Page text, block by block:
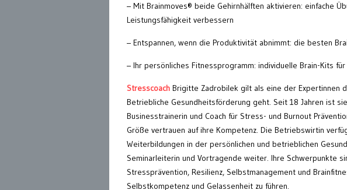
– Mit Brainmoves® beide Gehirnhälften aktivieren: einfache
Leistungsfähigkeit verbessern
– Entspannen, wenn die Produktivität abnimmt: die besten
– Ihr persönliches Fitnessprogramm: individuelle Brain-Kits
Stresscoach Brigitte Zadrobilek gilt als eine der Expertinnen
Betriebliche Gesundheitsförderung geht. Seit 18 Jahren ist
Businesstrainerin und Coach für Stress- und Burnout
Größe vertrauen auf ihre Kompetenz. Die Betriebswirtin
Weiterbildungen in der persönlichen und betrieblichen
Seminarleiterin und Vortragende weiter. Ihre Schwerpunkte
Stressprävention, Resilienz, Selbstmanagement und
Selbstkompetenz und Gelassenheit zu führen.